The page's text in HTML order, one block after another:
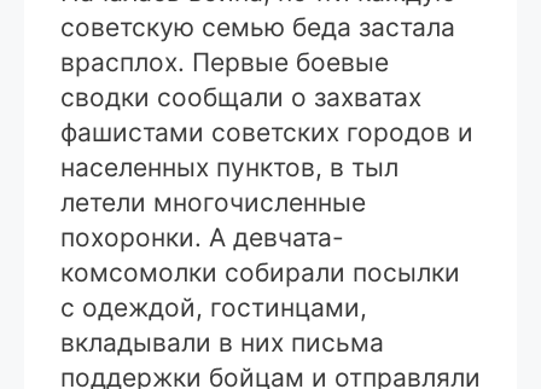
советскую семью беда застала
врасплох. Первые боевые
сводки сообщали о захватах
фашистами советских городов и
населенных пунктов, в тыл
летели многочисленные
похоронки. А девчата-
комсомолки собирали посылки
с одеждой, гостинцами,
вкладывали в них письма
поддержки бойцам и отправляли